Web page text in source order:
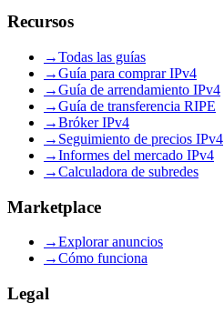
Recursos
→Todas las guías
→Guía para comprar IPv4
→Guía de arrendamiento IPv4
→Guía de transferencia RIPE
→Bróker IPv4
→ Seguimiento de precios IPv4
→Informes del mercado IPv4
→Calculadora de subredes
Marketplace
→Explorar anuncios
→Cómo funciona
Legal